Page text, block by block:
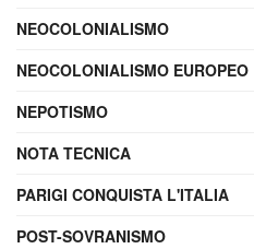
NEOCOLONIALISMO
NEOCOLONIALISMO EUROPEO
NEPOTISMO
NOTA TECNICA
PARIGI CONQUISTA L'ITALIA
POST-SOVRANISMO